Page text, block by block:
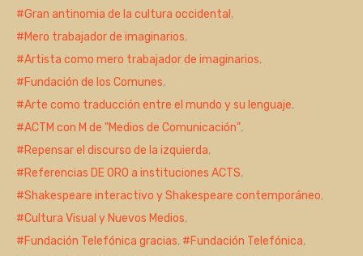
Gran antinomia de la cultura occidental ,
Mero trabajador de imaginarios,
Artista como mero trabajador de imaginarios,
Fundación de los Comunes,
Arte como traducción entre el mundo y su lenguaje,
ACTM con M de "Medios de Comunicación",
Repensar el discurso de la izquierda,
Referencias DE ORO a instituciones ACTS,
Shakespeare interactivo y Shakespeare contemporáneo,
Cultura Visual y Nuevos Medios,
Fundación Telefónica gracias, Fundación Telefónica,